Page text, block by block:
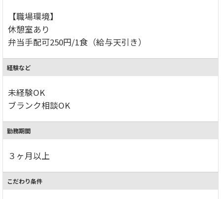
【職場環境】
休憩室あり
弁当手配可250円/1食（給与天引き）
経験など
未経験OK
ブランク相談OK
勤務期間
３ヶ月以上
こだわり条件